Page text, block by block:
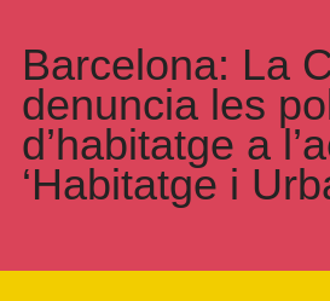
Barcelona: La
denuncia les
d’habitatge a
‘Habitatge i